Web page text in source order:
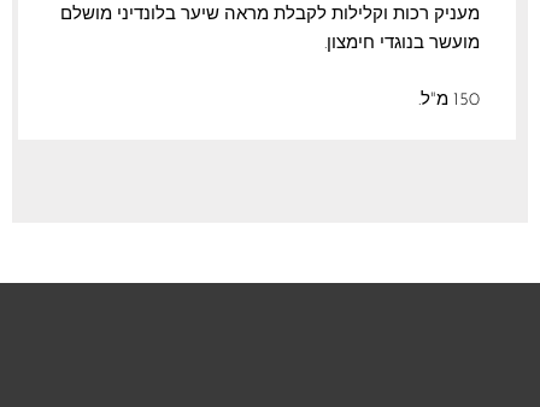
מעניק רכות וקלילות לקבלת מראה שיער בלונדיני מושלם
מועשר בנוגדי חימצון.
150 מ"ל.